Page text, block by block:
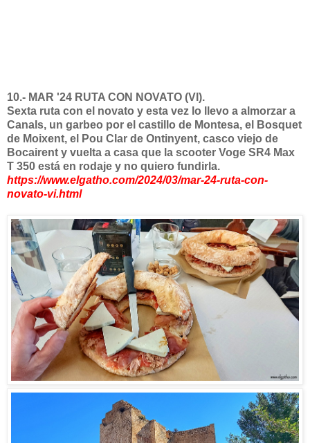
10.- MAR '24 RUTA CON NOVATO (VI).
Sexta ruta con el novato y esta vez lo llevo a almorzar a
Canals, un garbeo por el castillo de Montesa, el Bosquet
de Moixent, el Pou Clar de Ontinyent, casco viejo de
Bocairent y vuelta a casa que la scooter Voge SR4 Max
T 350 está en rodaje y no quiero fundirla.
https://www.elgatho.com/2024/03/mar-24-ruta-con-
novato-vi.html